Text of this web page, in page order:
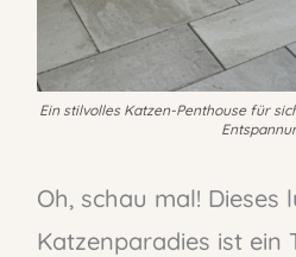
Ein stilvolles Katzen-Penthouse für
Oh, schau mal! Dieses
Katzenparadies ist ein